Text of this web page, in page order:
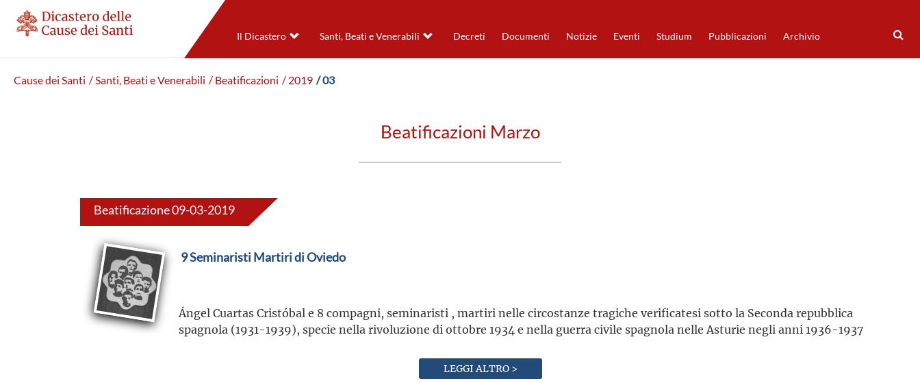
Il Dicastero Santi, Beati e Venerabili Decreti Documenti Notizie Eventi Studium Pubblicazioni Archivio
Cause dei Santi / Santi, Beati e Venerabili / Beatificazioni / 2019 / 03
Beatificazioni Marzo
Beatificazione 09-03-2019
9 Seminaristi Martiri di Oviedo
Ángel Cuartas Cristóbal e 8 compagni, seminaristi , martiri nelle circostanze tragiche verificatesi sotto la Seconda repubblica
spagnola (1931-1939), specie nella rivoluzione di ottobre 1934 e nella guerra civile spagnola nelle Asturie negli anni 1936-1937
LEGGI ALTRO >